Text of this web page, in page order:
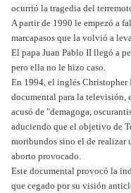
ocurrió la tragedia del
A partir de 1990 le empezó a
marcapasos que la volvió a
El papa Juan Pablo II llegó a
pero ella no le hizo caso.
En 1994, el inglés Christopher
documental para la televisión,
acusó de "demagoga,
aduciendo que el objetivo de
moribundos sino el de realizar
aborto provocado.
Este documental provocó la
que cegado por su visión